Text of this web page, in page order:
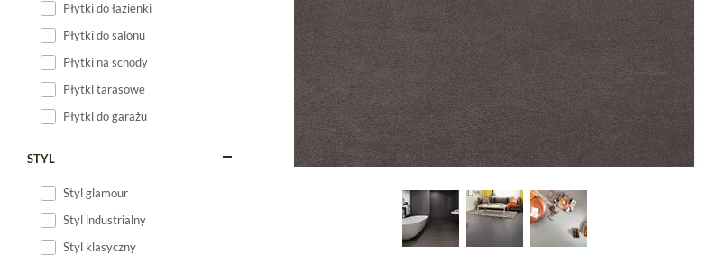
Płytki do łazienki
Płytki do salonu
Płytki na schody
Płytki tarasowe
Płytki do garażu
STYL
Styl glamour
Styl industrialny
Styl klasyczny